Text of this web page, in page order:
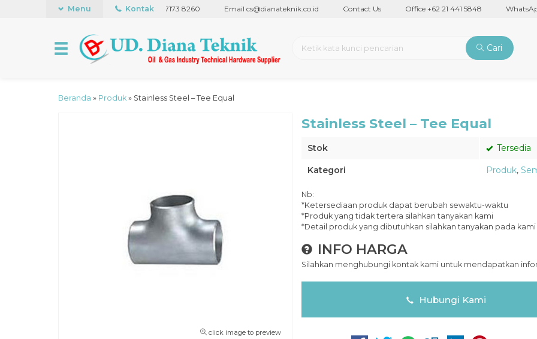
+62 21 441 5848 WhatsApp +62 838 7173 8260 Email cs@dianateknik.co.id Contact Us Office +62 21 441 5848 WhatsApp
Menu Kontak
Cari
Beranda » Produk » Stainless Steel – Tee Equal
click image to preview
Stainless Steel – Tee Equal
Stok Tersedia
Kategori Produk,
Nb:
*Ketersediaan produk dapat berubah sewaktu-waktu
*Produk yang tidak tertera silahkan tanyakan kami
*Detail produk yang dibutuhkan silahkan tanyakan pada kami
INFO HARGA
Silahkan menghubungi kontak kami untuk mendapatkan
Hubungi Kami